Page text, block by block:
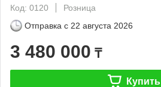
Код: 0120
Розница
Отправка с 22 августа 2026
3 480 000 ₸
Купить